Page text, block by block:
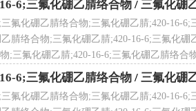
6;三氟化硼乙腈络合物 / 三氟化硼
氟化硼乙腈络合物;三氟化硼乙腈;420-16-6;
腈络合物;三氟化硼乙腈;420-16-6;三氟化硼
;三氟化硼乙腈;420-16-6;三氟化硼乙腈络合
乙腈;420-16-6;三氟化硼乙腈络合物;
6;三氟化硼乙腈络合物 / 三氟化硼
氟化硼乙腈络合物;三氟化硼乙腈;420-16-6;